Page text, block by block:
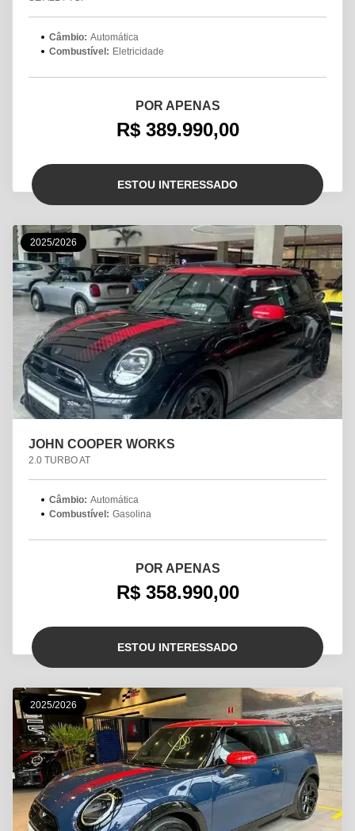
Câmbio: Automática
Combustível: Eletricidade
POR APENAS
R$ 389.990,00
ESTOU INTERESSADO
2025/2026
JOHN COOPER WORKS
2.0 TURBO AT
Câmbio: Automática
Combustível: Gasolina
POR APENAS
R$ 358.990,00
ESTOU INTERESSADO
2025/2026